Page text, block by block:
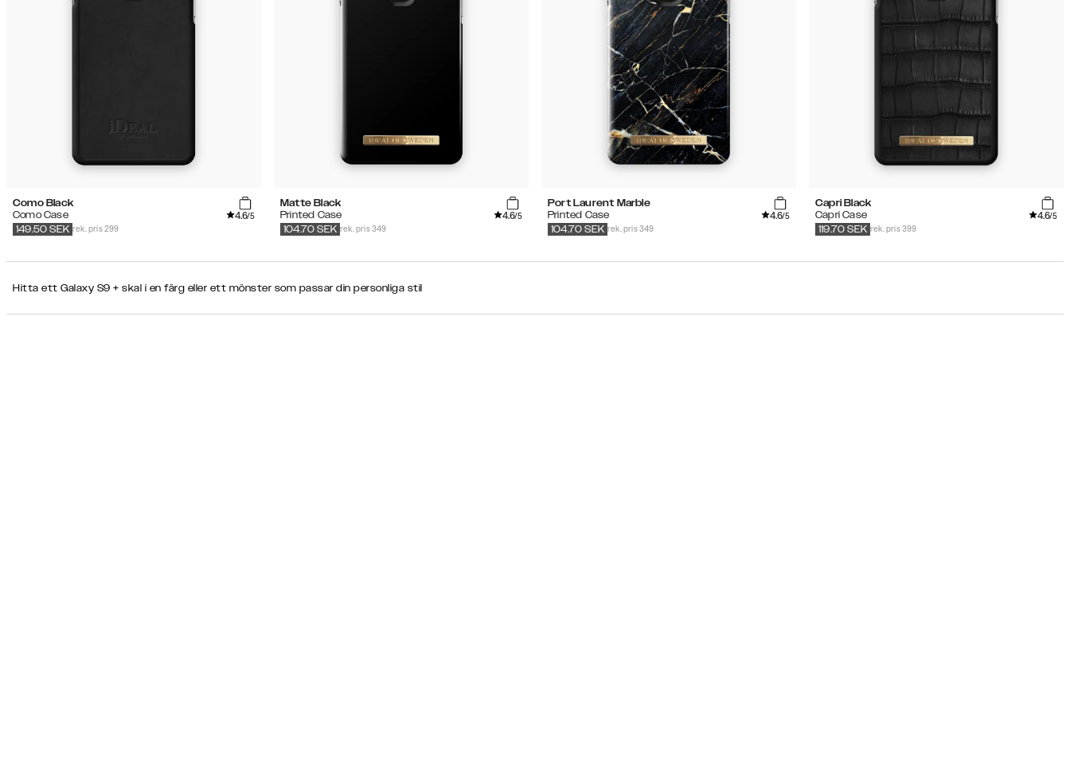
Como Black
Como Case
4.6/5
rek. pris 299
149.50 SEK
Matte Black
Printed Case
4.6/5
rek. pris 349
104.70 SEK
Port Laurent Marble
Printed Case
4.6/5
rek. pris 349
104.70 SEK
Capri Black
Capri Case
4.6/5
rek. pris 399
119.70 SEK
Hitta ett Galaxy S9 + skal i en färg eller ett mönster som passar din personliga stil